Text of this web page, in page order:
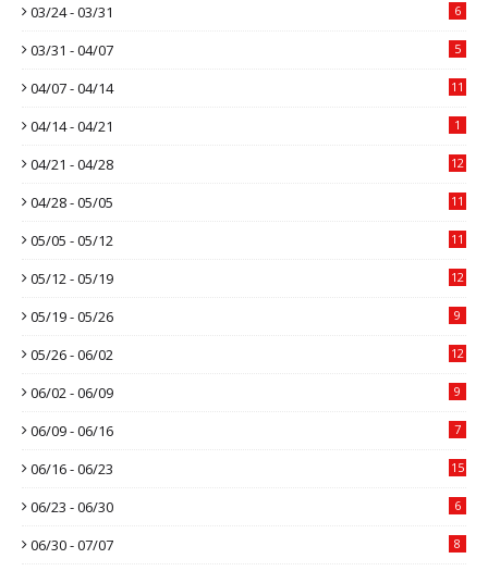
03/24 - 03/31 6
03/31 - 04/07 5
04/07 - 04/14 11
04/14 - 04/21 1
04/21 - 04/28 12
04/28 - 05/05 11
05/05 - 05/12 11
05/12 - 05/19 12
05/19 - 05/26 9
05/26 - 06/02 12
06/02 - 06/09 9
06/09 - 06/16 7
06/16 - 06/23 15
06/23 - 06/30 6
06/30 - 07/07 8